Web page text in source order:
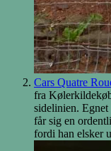
Cars Quatre
fra
sidelinien.
får sig en
fordi han elsker